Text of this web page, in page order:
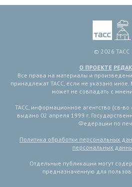
© 2026 ТАСС
О ПРОЕКТЕ
Все права на материалы и
принадлежат ТАСС, если не указано
может не совпадать с
ТАСС, информационное агентство (св-
выдано 02 апреля 1999 г.
Федерации по
Политика обработки персональных
персональных
Отдельные публикации могут
предназначенную для